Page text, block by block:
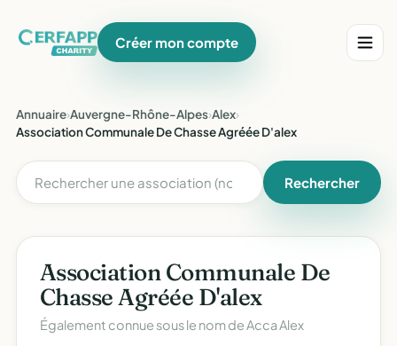
Créer mon compte
Annuaire›Auvergne-Rhône-Alpes›Alex›
Association Communale De Chasse Agréée D'alex
Rechercher
Association Communale De
Chasse Agréée D'alex
Également connue sous le nom deAcca Alex